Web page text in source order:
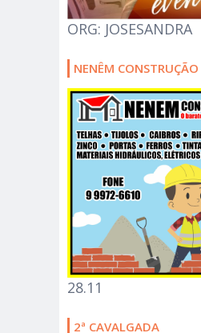
ORG: JOSESANDRA
NENÊM CONSTRUÇÃO
28.11
2ª CAVALGADA